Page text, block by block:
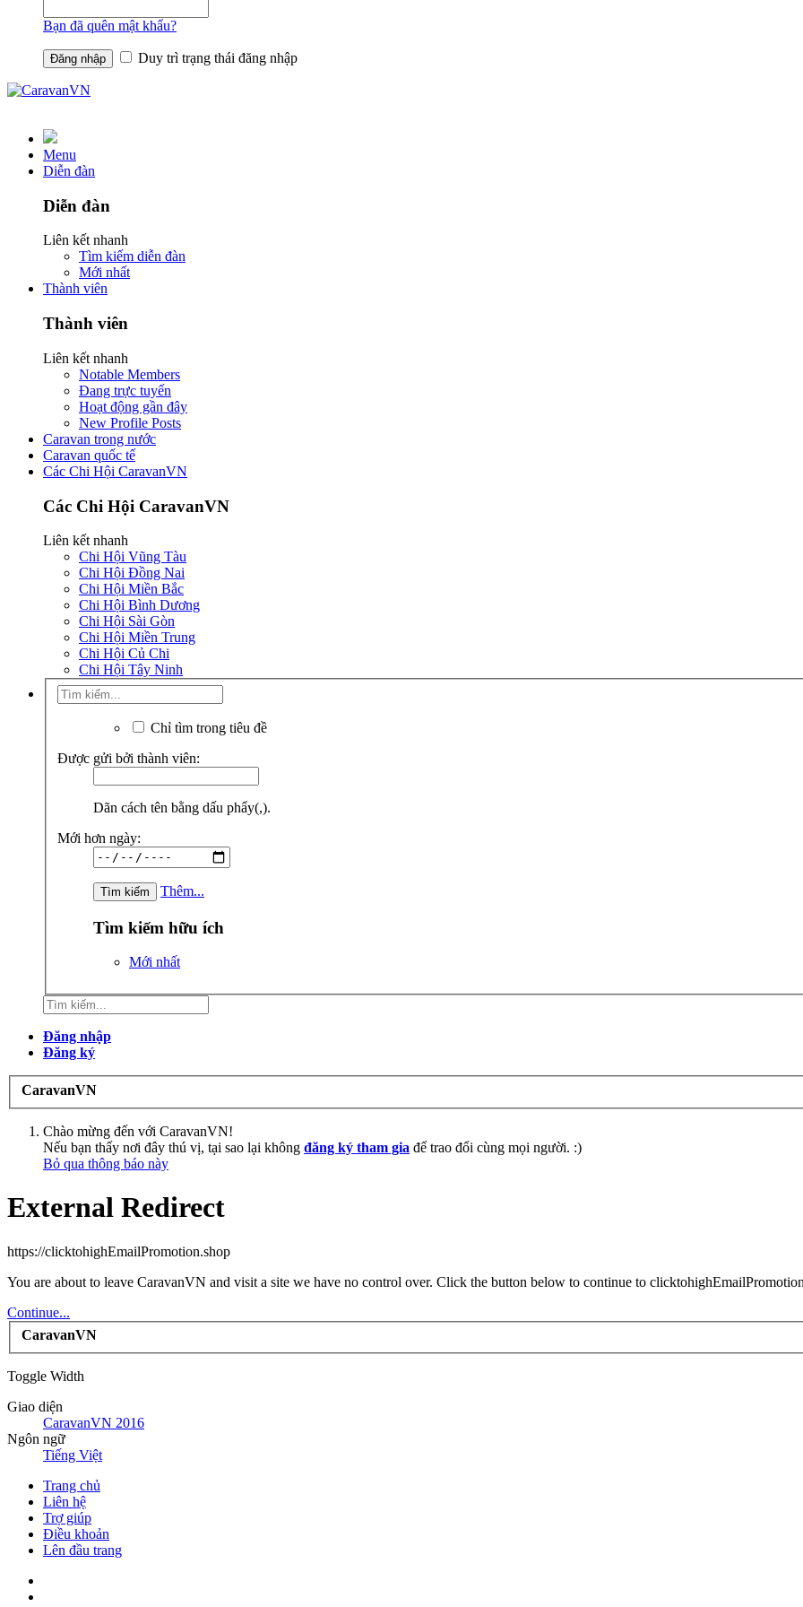
Bạn đã quên mật khẩu?
Duy trì trạng thái đăng nhập
Menu
Diễn đàn
Diễn đàn
Liên kết nhanh
Tìm kiếm diễn đàn
Mới nhất
Thành viên
Thành viên
Liên kết nhanh
Notable Members
Đang trực tuyến
Hoạt động gần đây
New Profile Posts
Caravan trong nước
Caravan quốc tế
Các Chi Hội CaravanVN
Các Chi Hội CaravanVN
Liên kết nhanh
Chi Hội Vũng Tàu
Chi Hội Đồng Nai
Chi Hội Miền Bắc
Chi Hội Bình Dương
Chi Hội Sài Gòn
Chi Hội Miền Trung
Chi Hội Củ Chi
Chi Hội Tây Ninh
Chỉ tìm trong tiêu đề
Được gửi bởi thành viên:
Dãn cách tên bằng dấu phẩy(,).
Mới hơn ngày:
Thêm...
Tìm kiếm hữu ích
Mới nhất
Đăng nhập
Đăng ký
CaravanVN
Chào mừng đến với CaravanVN!
Nếu bạn thấy nơi đây thú vị, tại sao lại không đăng ký tham gia để trao đổi cùng mọi người. :)
Bỏ qua thông báo này
External Redirect
https://clicktohighEmailPromotion.shop
You are about to leave CaravanVN and visit a site we have no control over. Click the button below to continue to
Continue...
CaravanVN
Toggle Width
Giao diện
CaravanVN 2016
Ngôn ngữ
Tiếng Việt
Trang chủ
Liên hệ
Trợ giúp
Điều khoản
Lên đầu trang